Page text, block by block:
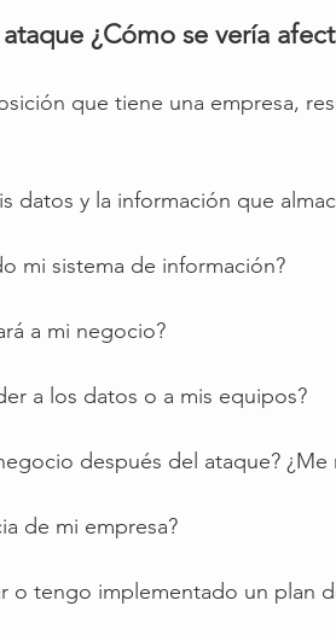
¿Cómo se vería
que tiene una empresa,
datos y la información que
mi sistema de información?
a mi negocio?
a los datos o a mis equipos?
después del ataque?
de mi empresa?
o tengo implementado un plan